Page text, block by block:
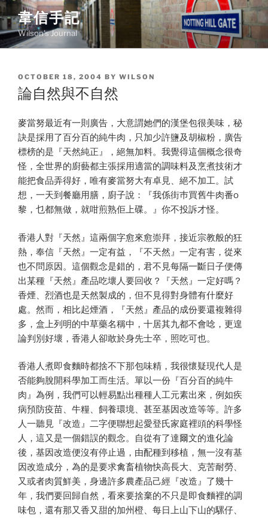
Skip
to
content
韋信手記
Wilson's Journal
POSTED
ON
OCTOBER 18, 2004 BY WILSON
論自然與不自然
麥當努最近有一則廣告，大意謂她們的漢堡包很美味，秘
訣是採用了百分百的純牛肉，只加少許鹽及胡椒粉，廣告
標榜的是『天然純正』，絕無加料。我覺得這個概念很奇
怪，全世界的廚藝都主張採用適當的調味料及烹煮技術才
能把食品弄得好，唯有麥當努大有卓見、絕不加工。試
想，一天到餐廳用膳，廚子說：『我係街巿買舊牛肉番o
黎，乜都無做，就咁煎熟佢上碟。』你不投訴才怪。
香港人對『天然』這兩個字愈來愈崇拜，接近宗教般的狂
熱，奉信『天然』一定有益，『不天然』一定有害，從來
也不問原因。這個觀念是錯的，君不見每隔一斷日子便傳
出某種『天然』產品吃壞人要回收？『天然』一定好嗎？
香煙、烈酒也是天然製成的，但不見得對身體有什麼好
處。然而，相比起煙酒，『天然』產品的成份要還複雜得
多，盒上列明的中草藥名稱中，十居其九都不會唸，更遑
論判別好壞，香港人卻敢於身先士卒，照吃可也。
香港人煮即食麵時都捨不下那包味精，我很懷疑現代人是
否能夠脫開科學加工而生活。單以一份『百分百的純牛
肉』為例，我們可以輕易點出種種人工元素出來，例如疾
病預防疫苗、牛糧、飼養環境、甚至基因改造等等。許多
人一聽見『改造』二字便聯想起愛登氏家庭裡頭的科學怪
人，這又是一個錯誤的觀念。自從有了達爾文的進化論
後，基因改造便沒有停止過，由配種到移植，無一沒有基
因改造成分，為的是要求禽畜植物快高長大、克苦耐勞、
又或者肉質鮮美，身邊許多農產品己經『改造』了幾十
年，我們要回歸自然，看來要捨棄的不只是即食麵裡的調
味包，還有那又香又甜的加州橙、每日上山下山的騾仔、